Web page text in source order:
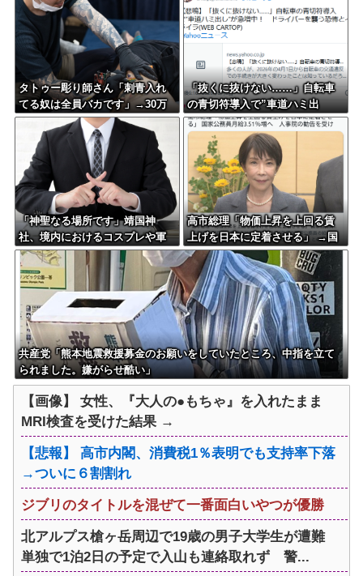
タトゥー彫り師さん「刺青入れ
てる奴は全員バカです」→30万
再生ｗｗｗｗｗｗ
「抜くに抜けない……」自転車
の青切符導入で”車道ハミ出
し”が急増中
「神聖なる場所です」靖国神
社、境内におけるコスプレや軍
装の禁止を発表
高市総理「物価上昇を上回る賃
上げを日本に定着させる」 →国
家公務員月給3.51％増へ 人事院
の勧告を受け
共産党「熊本地震救援募金のお願いをしていたところ、中指を立て
られました。嫌がらせ酷い」
【画像】 女性、『大人の●もちゃ』を入れたまま
MRI検査を受けた結果 →
【悲報】 高市内閣、消費税1％表明でも支持率下落
→ついに６割割れ
ジブリのタイトルを混ぜて一番面白いやつが優勝
北アルプス槍ヶ岳周辺で19歳の男子大学生が遭難
単独で1泊2日の予定で入山も連絡取れず 警...